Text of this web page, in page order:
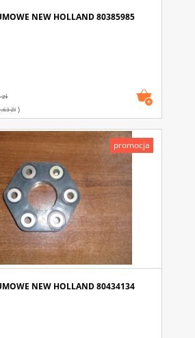
NEW HOLLAND 80385985
Zł)
NEW HOLLAND 80434134
promocja